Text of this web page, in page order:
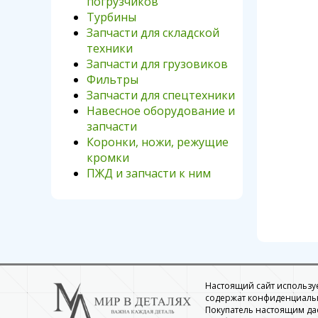
Турбины
Запчасти для складской
техники
Запчасти для грузовиков
Фильтры
Запчасти для спецтехники
Навесное оборудование и
запчасти
Коронки, ножи, режущие
кромки
ПЖД и запчасти к ним
Настоящий сайт
содержат
Покупатель настоящим